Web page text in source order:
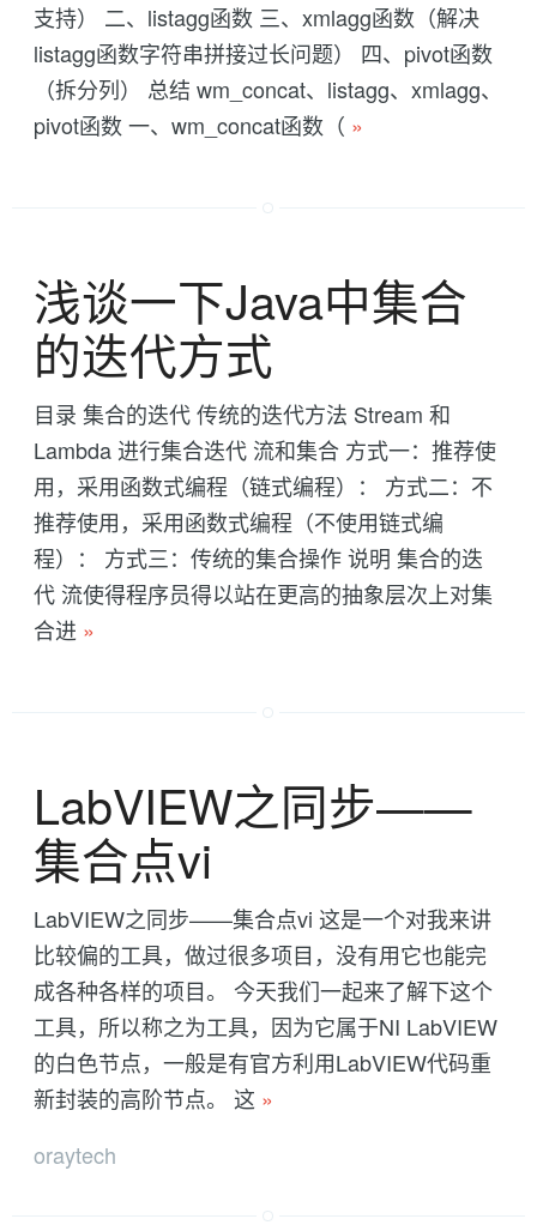
支持） 二、listagg函数 三、xmlagg函数（解决
listagg函数字符串拼接过长问题） 四、pivot函数
（拆分列） 总结 wm_concat、listagg、xmlagg、
pivot函数 一、wm_concat函数（ »
浅谈一下Java中集合
的迭代方式
目录 集合的迭代 传统的迭代方法 Stream 和
Lambda 进行集合迭代 流和集合 方式一：推荐使
用，采用函数式编程（链式编程）： 方式二：不
推荐使用，采用函数式编程（不使用链式编
程）： 方式三：传统的集合操作 说明 集合的迭
代 流使得程序员得以站在更高的抽象层次上对集
合进 »
LabVIEW之同步——
集合点vi
LabVIEW之同步——集合点vi 这是一个对我来讲
比较偏的工具，做过很多项目，没有用它也能完
成各种各样的项目。 今天我们一起来了解下这个
工具，所以称之为工具，因为它属于NI LabVIEW
的白色节点，一般是有官方利用LabVIEW代码重
新封装的高阶节点。 这 »
oraytech